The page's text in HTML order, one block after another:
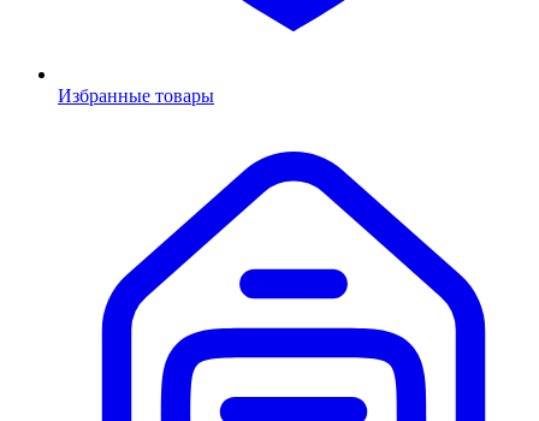
Избранные товары